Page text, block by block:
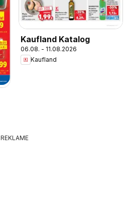
Kaufland Katalog
06.08. - 11.08.2026
Kaufland
REKLAME